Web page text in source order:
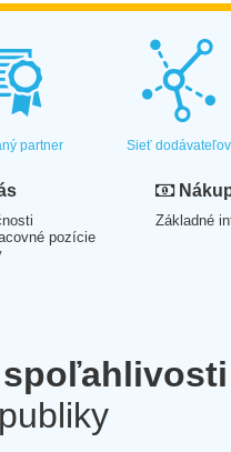
partner Sieť dodávateľov
pozície
Základné